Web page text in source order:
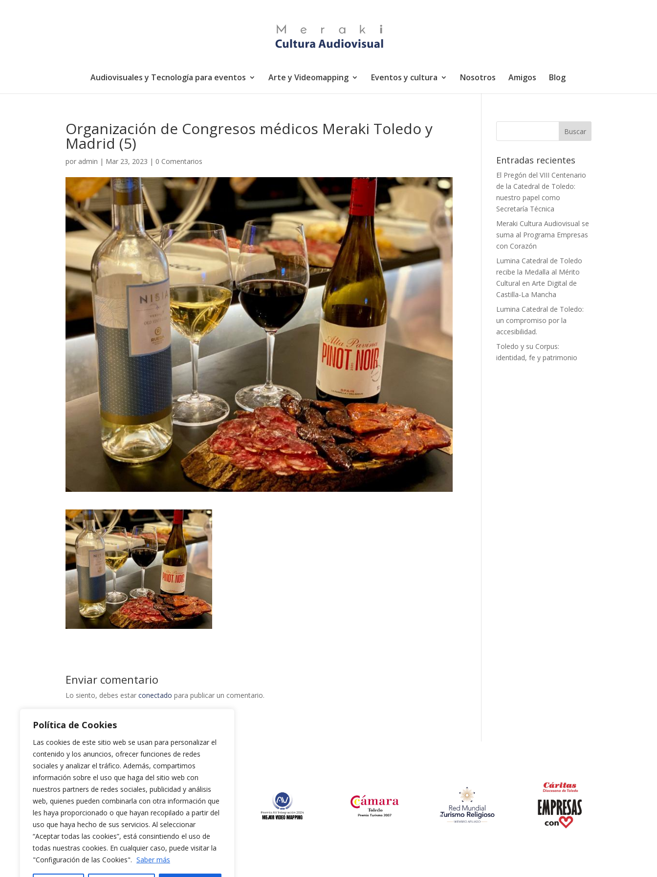
Política de Cookies
Las cookies de este sitio web se usan para personalizar el
contenido y los anuncios, ofrecer funciones de redes
sociales y analizar el tráfico. Además, compartimos
información sobre el uso que haga del sitio web con
nuestros partners de redes sociales, publicidad y análisis
web, quienes pueden combinarla con otra información que
les haya proporcionado o que hayan recopilado a partir del
uso que haya hecho de sus servicios. Al seleccionar
“Aceptar todas las cookies”, está consintiendo el uso de
todas nuestras cookies. En cualquier caso, puede visitar la
"Configuración de las Cookies". Saber más
Audiovisuales y Tecnología para eventos Arte y Videomapping Eventos y cultura Nosotros Amigos Blog
Organización de Congresos médicos Meraki Toledo y
Madrid (5)
por admin | Mar 23, 2023 | 0 Comentarios
Enviar comentario
Lo siento, debes estarconectado para publicar un comentario.
Entradas recientes
El Pregón del VIII Centenario
de la Catedral de Toledo:
nuestro papel como
Secretaría Técnica
Meraki Cultura Audiovisual se
suma al Programa Empresas
con Corazón
Lumina Catedral de Toledo
recibe la Medalla al Mérito
Cultural en Arte Digital de
Castilla-La Mancha
Lumina Catedral de Toledo:
un compromiso por la
accesibilidad.
Toledo y su Corpus:
identidad, fe y patrimonio